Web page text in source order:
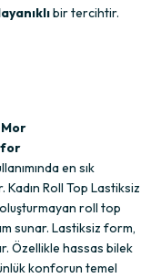
bir tercihtir.
Mor
en sık
Roll Top Lastiksiz
roll top
sunar. Lastiksiz form,
Özellikle hassas bilek
konforun temel